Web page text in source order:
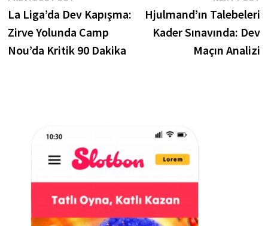
gezinmesipost:
La Liga’da Dev Kapışma:
Zirve Yolunda Camp
Nou’da Kritik 90 Dakika
Hjulmand’ın Talebeleri
Kader Sınavında: Dev
Maçın Analizi